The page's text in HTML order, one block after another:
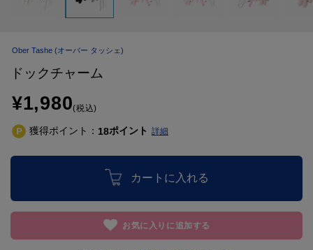
Ober Tashe (オーバー タッシェ)
ドックチャーム
¥1,980(税込)
獲得ポイント： 18ポイント 詳細
カートに入れる
お気に入りに追加する